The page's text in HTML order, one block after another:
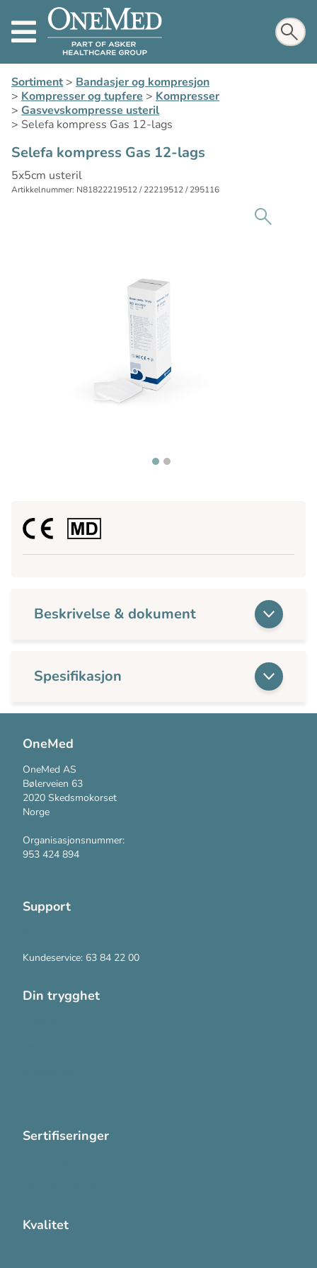
Sortiment> Bandasjer og kompresjon
> Kompresser og tupfere > Kompresser
> Gasvevskompresse usteril
> Selefa kompress Gas 12-lags
Selefa kompress Gas 12-lags
5x5cm usteril
Artikkelnummer: N81822219512 / 22219512 / 295116
Beskrivelse & dokument
Spesifikasjon
OneMed
OneMed AS
Bølerveien 63
2020 Skedsmokorset
Norge
Organisasjonsnummer:
953 424 894
Support
Kundeservice: 63 84 22 00
Din trygghet
Sertifiseringer
Kvalitet